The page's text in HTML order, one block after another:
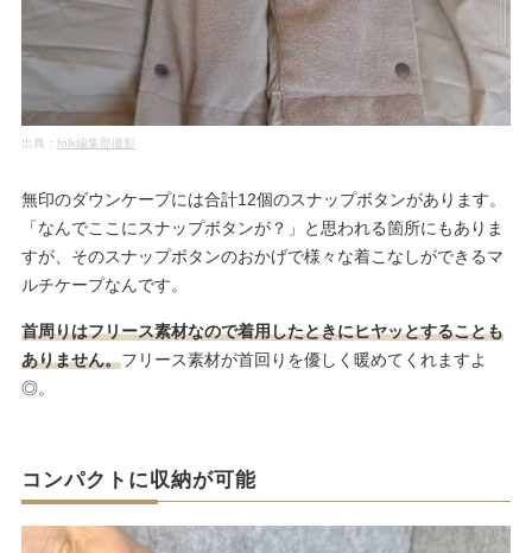
出典： folk編集部撮影
無印のダウンケープには合計12個のスナップボタンがあります。
「なんでここにスナップボタンが？」と思われる箇所にもありま
すが、そのスナップボタンのおかげで様々な着こなしができるマ
ルチケープなんです。
首周りはフリース素材なので着用したときにヒヤッとすることも
ありません。フリース素材が首回りを優しく暖めてくれますよ
◎。
コンパクトに収納が可能